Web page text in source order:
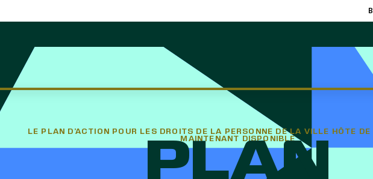
LE PLAN D’ACTION POUR LES DROITS DE LA PERSONNE DE LA VILLE HÔTE
MAINTENANT DISPONIBLE
PLAN